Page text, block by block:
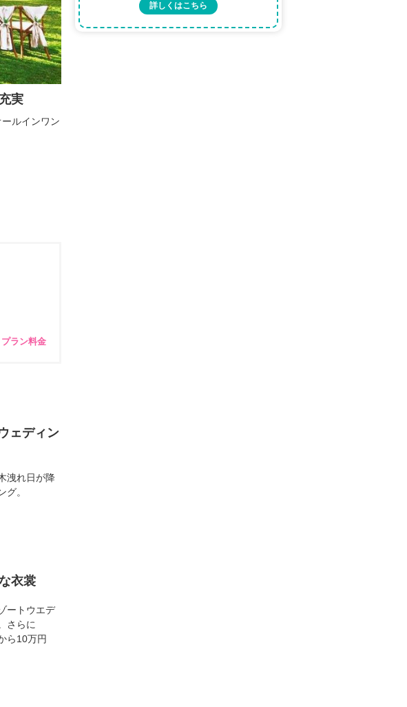
実
ルインワン
プラン料金
ェディン
洩れ日が降
グ。
衣裳
ートウエデ
さらに
ら10万円
詳しくはこちら